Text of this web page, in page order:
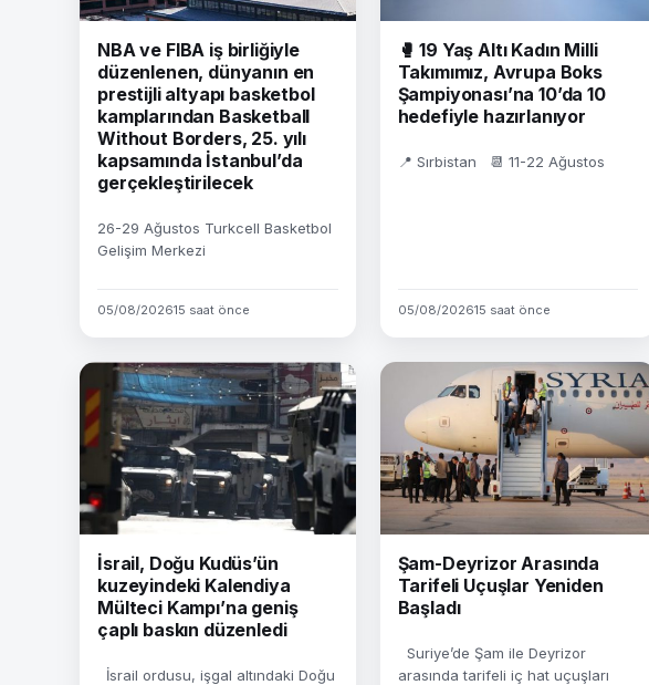
NBA ve FIBA iş birliğiyle
düzenlenen, dünyanın en
prestijli altyapı basketbol
kamplarından Basketball
Without Borders, 25. yılı
kapsamında İstanbul’da
gerçekleştirilecek
26-29 Ağustos Turkcell Basketbol
Gelişim Merkezi
05/08/202615 saat önce
🥊 19 Yaş Altı Kadın Milli
Takımımız, Avrupa Boks
Şampiyonası’na 10’da 10
hedefiyle hazırlanıyor
📍 Sırbistan 📆 11-22 Ağustos
05/08/202615 saat önce
İsrail, Doğu Kudüs’ün
kuzeyindeki Kalendiya
Mülteci Kampı’na geniş
çaplı baskın düzenledi
İsrail ordusu, işgal altındaki Doğu
Şam-Deyrizor Arasında
Tarifeli Uçuşlar Yeniden
Başladı
Suriye’de Şam ile Deyrizor
arasında tarifeli iç hat uçuşları